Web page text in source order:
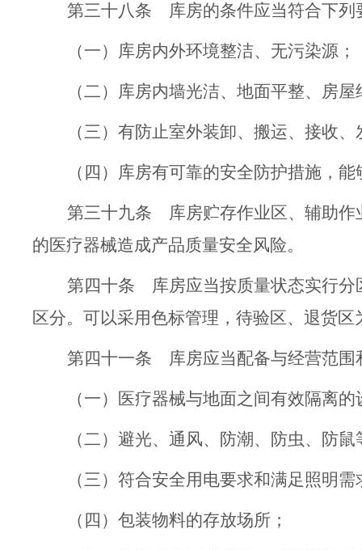
第三十八条 库房的条件应当符合下列
（一）库房内外环境整洁、 无污染源；
（二）库房内墙光洁、 地面平整、 房屋
（三）有防止室外装卸、搬运、接收
（四）库房有可靠的安全防护措施，
第三十九条 库房贮存作业区、辅助作
的医疗器械造成产品质量安全风险。
第四十条 库房应当按质量状态实行
区分。 可以采用色标管理，待验区、退货区
第四十一条 库房应当配备与经营范
（一）医疗器械与地面之间有效隔离的
（二）避光、通风、防潮、防虫、防鼠
（三）符合安全用电要求和满足照明
（四）包装物料的存放场所；